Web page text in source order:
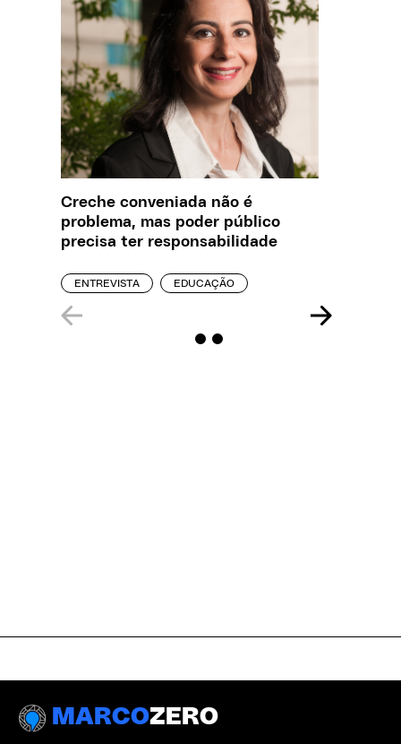
Creche conveniada não é
problema, mas poder público
precisa ter responsabilidade
ENTREVISTA EDUCAÇÃO
MARCOZERO